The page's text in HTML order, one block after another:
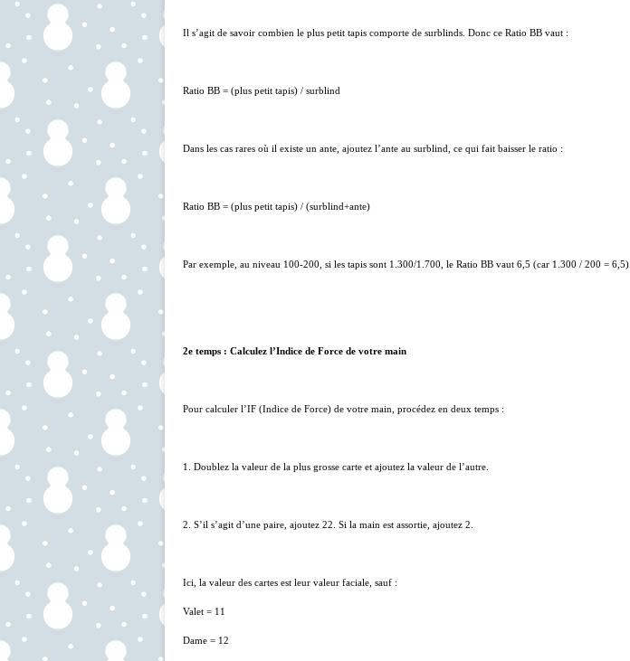
Il s’agit de savoir combien le plus petit tapis comporte de surblinds. Donc ce Ratio BB vaut :
Ratio BB = (plus petit tapis) / surblind
Dans les cas rares où il existe un ante, ajoutez l’ante au surblind, ce qui fait baisser le ratio :
Ratio BB = (plus petit tapis) / (surblind+ante)
Par exemple, au niveau 100-200, si les tapis sont 1.300/1.700, le Ratio BB vaut 6,5 (car 1.300 / 200 = 6,5).
2e temps : Calculez l’Indice de Force de votre main
Pour calculer l’IF (Indice de Force) de votre main, procédez en deux temps :
1. Doublez la valeur de la plus grosse carte et ajoutez la valeur de l’autre.
2. S’il s’agit d’une paire, ajoutez 22. Si la main est assortie, ajoutez 2.
Ici, la valeur des cartes est leur valeur faciale, sauf :
Valet = 11
Dame = 12